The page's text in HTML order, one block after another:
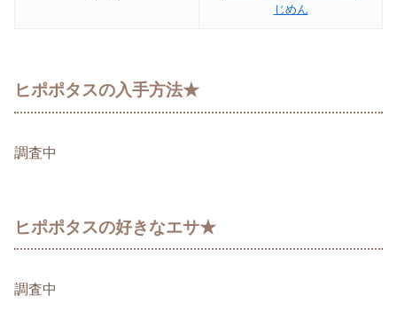
じめん
ヒポポタスの入手方法★
調査中
ヒポポタスの好きなエサ★
調査中